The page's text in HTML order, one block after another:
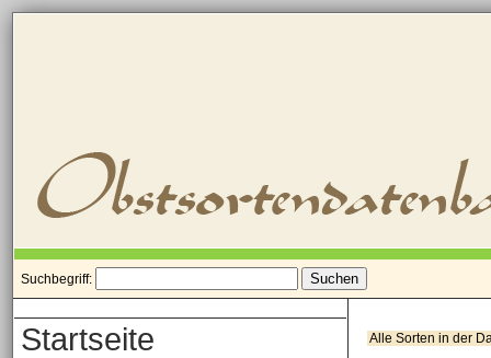
Suchbegriff:
Startseite
Alle Sorten in der